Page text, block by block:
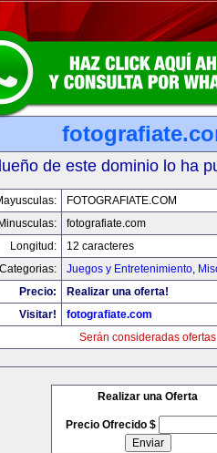
de este dominio lo ha
FOTOGRAFIATE.COM
Minusculas:
fotografiate.com
Longitud:
12 caracteres
Categorias:
Juegos y Entretenimiento,
Precio:
Realizar una oferta!
Visitar!
fotografiate.com
Serán consideradas ofertas
Realizar una Oferta
Precio Ofrecido $